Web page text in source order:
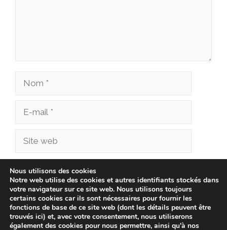
Nom
Site
Enregistrer mon nom, mon e-mail et mon site
dans le navigateur pour mon prochain
commentaire.
Nous utilisons des cookies
Notre web utilise des cookies et autres identifiants stockés dans
votre navigateur sur ce site web. Nous utilisons toujours
certains cookies car ils sont nécessaires pour fournir les
fonctions de base de ce site web (dont les détails peuvent être
trouvés ici) et, avec votre consentement, nous utiliserons
également des cookies pour nous permettre, ainsi qu'à nos